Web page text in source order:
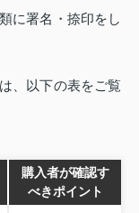
に署名・捺印をし
、以下の表をご覧
購入者が確認す
べきポイント